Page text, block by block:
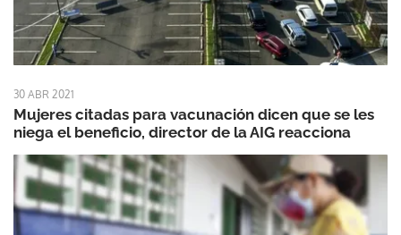
30 ABR 2021
Mujeres citadas para vacunación dicen que se les
niega el beneficio, director de la AIG reacciona